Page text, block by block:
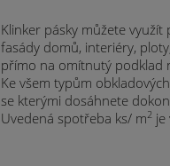
Klinker pásky můžete
fasády domů, interiéry,
přímo na omítnutý podklad
Ke všem typům
se kterými dosáhnete
Uvedená spotřeba ks/ m2je